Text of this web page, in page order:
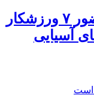
۲ مدال برنز نتیجه حضور ۷ ورزشکار
آسیایی